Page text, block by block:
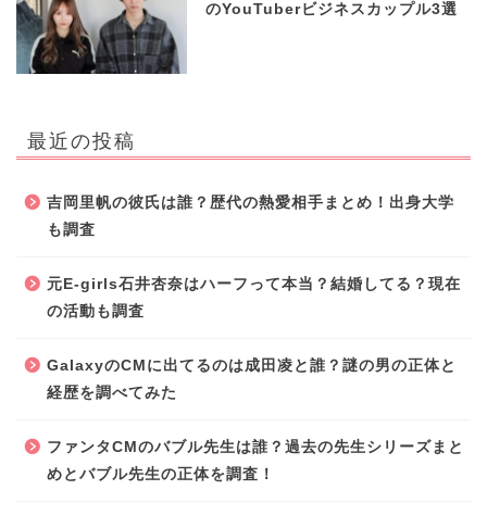
のYouTuberビジネスカップル3選
最近の投稿
吉岡里帆の彼氏は誰？歴代の熱愛相手まとめ！出身大学
も調査
元E-girls石井杏奈はハーフって本当？結婚してる？現在
の活動も調査
GalaxyのCMに出てるのは成田凌と誰？謎の男の正体と
経歴を調べてみた
ファンタCMのバブル先生は誰？過去の先生シリーズまと
めとバブル先生の正体を調査！